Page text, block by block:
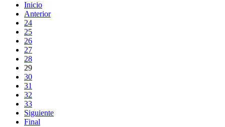
Inicio
Anterior
24
25
26
27
28
29
30
31
32
33
Siguiente
Final